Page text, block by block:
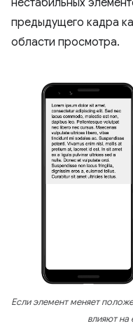
нестабильных
предыдущего кадра
области просмотра.
Если элемент меняет
влияют на